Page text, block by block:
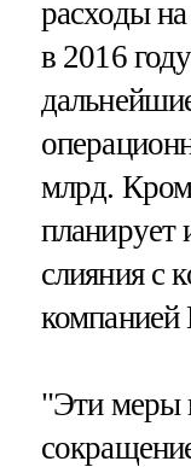
расходы
в 2016
млрд.
планирует
слияния с
"Эти меры